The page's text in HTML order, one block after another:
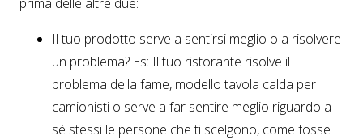
Il tuo prodotto serve a sentirsi meglio o a risolvere
un problema? Es: Il tuo ristorante risolve il
problema della fame, modello tavola calda per
camionisti o serve a far sentire meglio riguardo a
sé stessi le persone che ti scelgono, come fosse